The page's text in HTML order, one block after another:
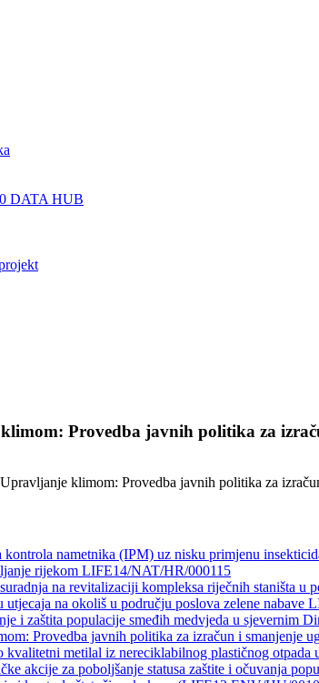
DATA HUB
Provedba javnih politika za
klimom: Provedba javnih politika za
nametnika (IPM) uz nisku primjenu
rijekom LIFE14/NAT/HR/000115
na revitalizaciji kompleksa riječnih staništa
na okoliš u području poslova zelene nabave
i zaštita populacije smeđih medvjeda u sjevernim
Provedba javnih politika za izračun i smanjenje
metilal iz nereciklabilnog plastičnog otpada
akcije za poboljšanje statusa zaštite i očuvanja